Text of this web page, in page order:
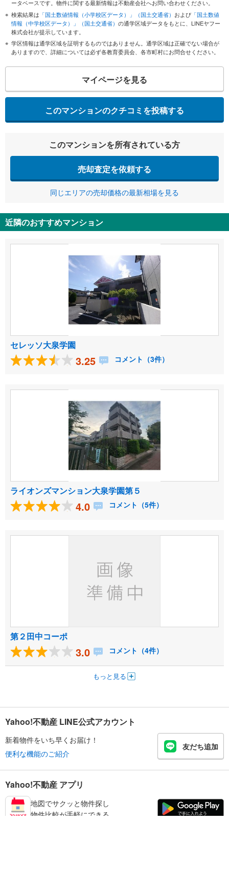
ータベースです。物件に関する最新情報は不動産会社へお問い合わせください。
検索結果は 「国土数値情報（小学校区データ）」（国土交通省） および 「国土数値
情報（中学校区データ）」（国土交通省） の通学区域データをもとに、LINEヤフー
株式会社が提示しています。
学区情報は通学区域を証明するものではありません。通学区域は正確でない場合が
ありますので、詳細については必ず各教育委員会、各市町村にお問合せください。
マイページを見る
このマンションのクチコミを投稿する
このマンションを所有されている方
売却査定を依頼する
同じエリアの売却価格の最新相場を見る
近隣のおすすめマンション
セレッソ大泉学園
3.25 コメント（3件）
ライオンズマンション大泉学園第５
4.0 コメント（5件）
第２田中コーポ
3.0 コメント（4件）
もっと見る
Yahoo!不動産 LINE公式アカウント
新着物件をいち早くお届け！
便利な機能のご紹介
友だち追加
Yahoo!不動産 アプリ
地図でサクッと物件探し
物件比較が手軽にできる